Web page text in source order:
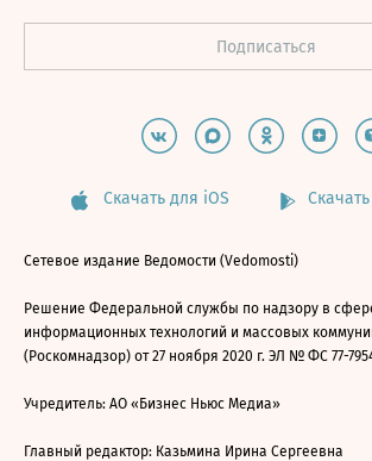
Скачать для iOS
Сетевое издание Ведомости (Vedomosti)
Решение Федеральной службы по надзору в
информационных технологий и массовых
(Роскомнадзор) от 27 ноября 2020 г. ЭЛ № ФС 77-
Учредитель: АО «Бизнес Ньюс Медиа»
Главный редактор: Казьмина Ирина Сергеевна